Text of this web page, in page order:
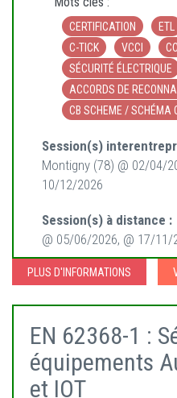
CERTIFICATION ETL
C-TICK
VCCI
SÉCURITÉ ÉLECTRIQUE
ACCORDS DE
CB SCHEME / SCHÉMA
Session(s)
Montigny (78) @ 02/04/
10/12/2026
Session(s) à distance :
@ 05/06/2026, @ 17/11/
PLUS D'INFORMATIONS
EN 62368-1 :
équipements
et IOT